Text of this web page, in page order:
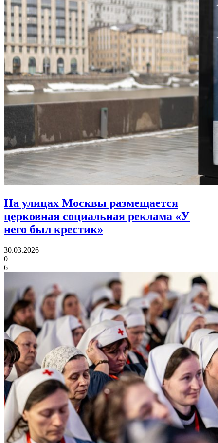
На улицах Москвы размещается
церковная социальная реклама «У
него был крестик»
30.03.2026
0
6